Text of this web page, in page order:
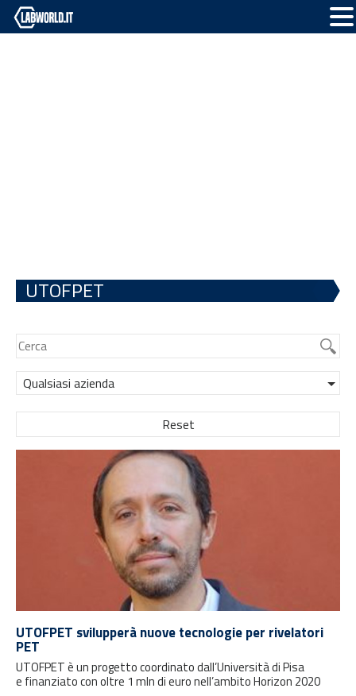
UTOFPET
Qualsiasi azienda
Reset
UTOFPET svilupperà nuove tecnologie per rivelatori
PET
UTOFPET è un progetto coordinato dall’Università di Pisa
e finanziato con oltre 1 mln di euro nell’ambito Horizon 2020